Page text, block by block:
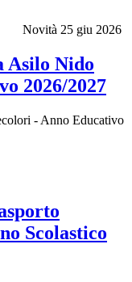
Novità 25 giu 2026
Asilo Nido
2026/2027
- Anno Educativo
Scolastico